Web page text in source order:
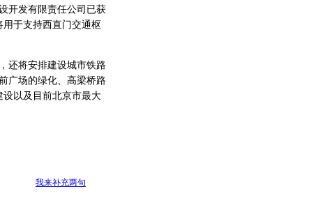
开发有限责任公司已获
于支持西直门交通枢
还将安排建设城市铁路
广场的绿化、高梁桥路
设以及目前北京市最大
我来补充两句